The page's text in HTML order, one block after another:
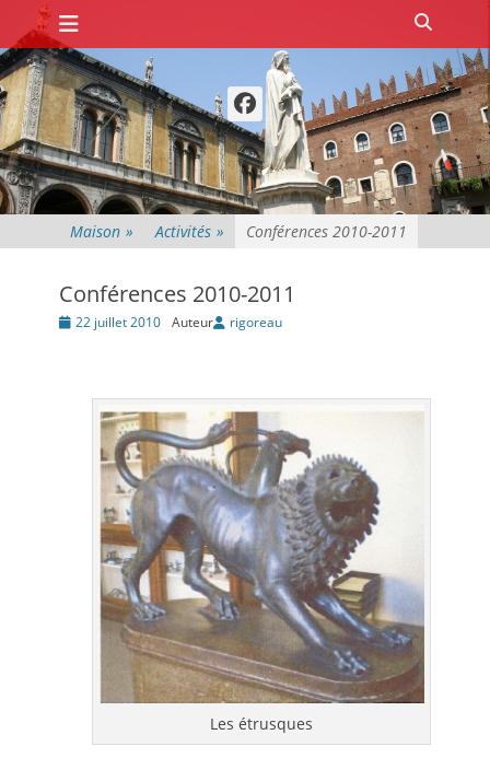
Passer
au
contenu
Premier menu
Facebook
Maison » Activités » Conférences 2010-2011
Conférences 2010-2011
Posté22 juillet 2010 Auteur rigoreau
Les étrusques